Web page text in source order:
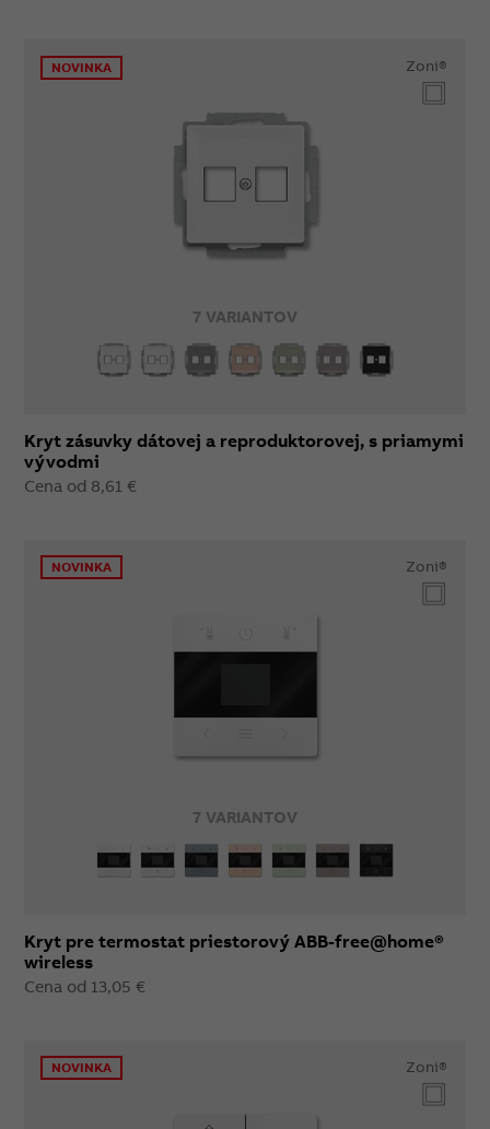
7 VARIANTOV
NOVINKA Zoni®
Kryt zásuvky dátovej a reproduktorovej, s priamymi
vývodmi
Cena od 8,61 €
7 VARIANTOV
NOVINKA Zoni®
Kryt pre termostat priestorový ABB-free@home®
wireless
Cena od 13,05 €
NOVINKA Zoni®